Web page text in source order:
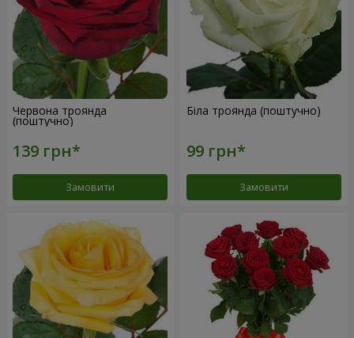
Червона троянда
(поштучно)
Замовити
Біла троянда (поштучно)
Замовити